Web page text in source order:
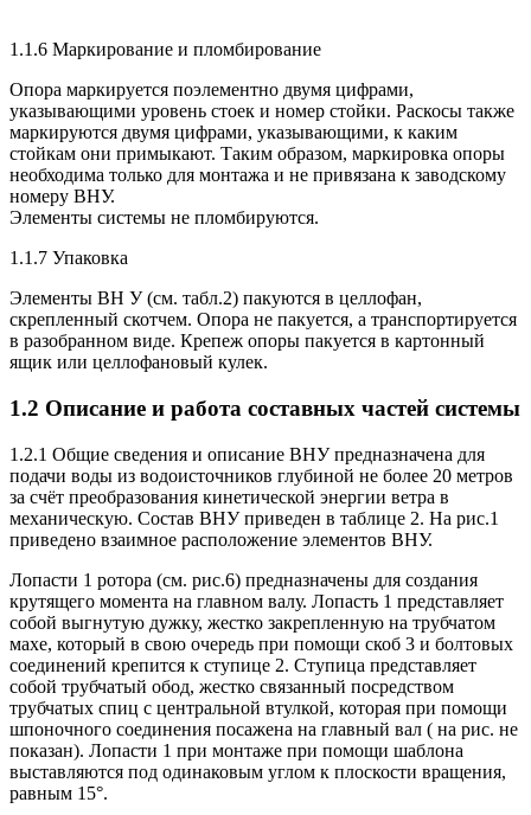
1.1.6 Маркирование и пломбирование
Опора маркируется поэлементно двумя цифрами,
указывающими уровень стоек и номер стойки. Раскосы также
маркируются двумя цифрами, указывающими, к каким
стойкам они примыкают. Таким образом, маркировка опоры
необходима только для монтажа и не привязана к заводскому
номеру ВНУ.
Элементы системы не пломбируются.
1.1.7 Упаковка
Элементы ВН У (см. табл.2) пакуются в целлофан,
скрепленный скотчем. Опора не пакуется, а транспортируется
в разобранном виде. Крепеж опоры пакуется в картонный
ящик или целлофановый кулек.
1.2 Описание и работа составных частей системы
1.2.1 Общие сведения и описание ВНУпредназначена для
подачи воды из водоисточников глубиной не более 20 метров
за счёт преобразования кинетической энергии ветра в
механическую. Состав ВНУприведен в таблице 2. На рис.1
приведено взаимное расположение элементов ВНУ.
Лопасти 1 ротора (см. рис.6) предназначены для создания
крутящего момента на главном валу. Лопасть 1 представляет
собой выгнутую дужку, жестко закрепленную на трубчатом
махе, который в свою очередь при помощи скоб 3 и болтовых
соединений крепится к ступице 2. Ступица представляет
собой трубчатый обод, жестко связанный посредством
трубчатых спиц с центральной втулкой, которая при помощи
шпоночного соединения посажена на главный вал ( на рис. не
показан). Лопасти 1 при монтаже при помощи шаблона
выставляются под одинаковым углом к плоскости вращения,
равным 15°.